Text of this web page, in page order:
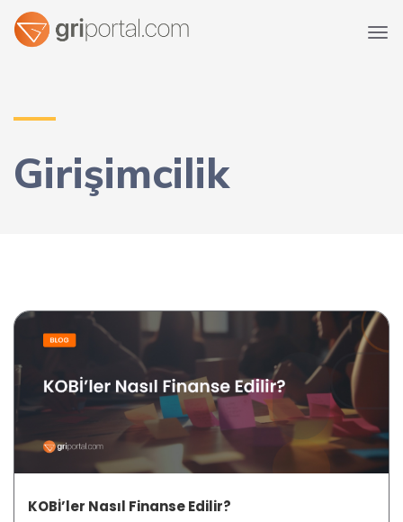
Girişimcilik
KOBİ’ler Nasıl Finanse Edilir?